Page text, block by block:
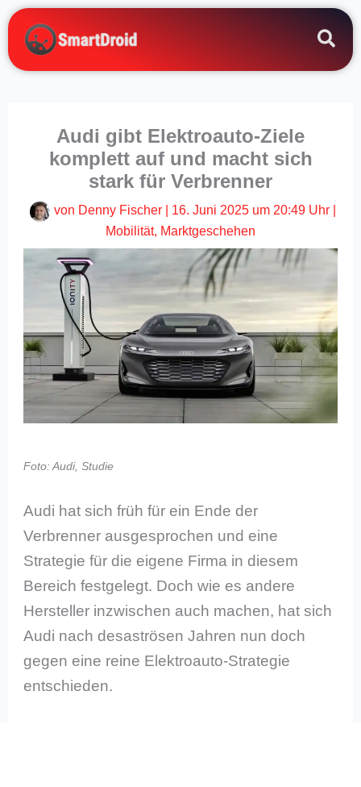
Zum
Inhalt
springen
Audi gibt Elektroauto-Ziele
komplett auf und macht sich
stark für Verbrenner
von Denny Fischer 16. Juni 2025 um 20:49 Uhr|
Mobilität, Marktgeschehen
Foto: Audi, Studie
Audi hat sich früh für ein Ende der
Verbrenner ausgesprochen und eine
Strategie für die eigene Firma in diesem
Bereich festgelegt. Doch wie es andere
Hersteller inzwischen auch machen, hat sich
Audi nach desaströsen Jahren nun doch
gegen eine reine Elektroauto-Strategie
entschieden.